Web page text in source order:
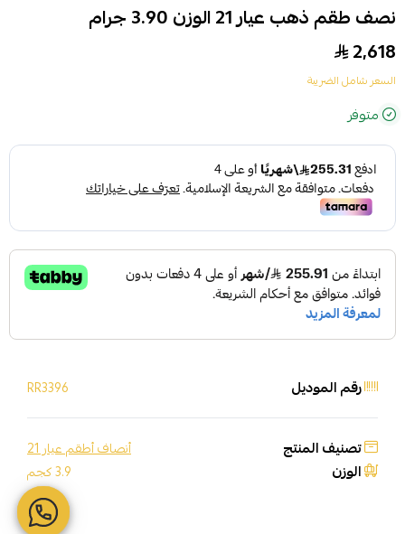
نصف طقم ذهب عيار 21 الوزن 3.90 جرام
2,618
السعر شامل الضريبة
متوفر
رقم الموديل RR3396
تصنيف المنتج أنصاف أطقم عيار 21
الوزن 3.9 كجم